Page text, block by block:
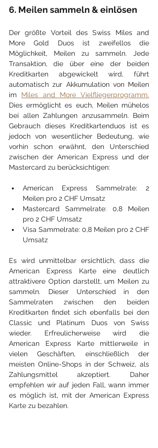
6. Meilen sammeln & einlösen
Der größte Vorteil des Swiss Miles and
More Gold Duos ist zweifellos die
Möglichkeit, Meilen zu sammeln. Jede
Transaktion, die über eine der beiden
Kreditkarten abgewickelt wird, führt
automatisch zur Akkumulation von Meilen
im Miles and More Vielfliegerprogramm.
Dies ermöglicht es euch, Meilen mühelos
bei allen Zahlungen anzusammeln. Beim
Gebrauch dieses Kreditkartenduos ist es
jedoch von wesentlicher Bedeutung, wie
vorhin schon erwähnt, den Unterschied
zwischen der American Express und der
Mastercard zu berücksichtigen:
American Express Sammelrate: 2
Meilen pro 2 CHF Umsatz
Mastercard Sammelrate: 0,8 Meilen
pro 2 CHF Umsatz
Visa Sammelrate: 0,8 Meilen pro 2 CHF
Umsatz
Es wird unmittelbar ersichtlich, dass die
American Express Karte eine deutlich
attraktivere Option darstellt, um Meilen zu
sammeln. Dieser Unterschied in den
Sammelraten zwischen den beiden
Kreditkarten findet sich ebenfalls bei den
Classic und Platinum Duos von Swiss
wieder. Erfreulicherweise wird die
American Express Karte mittlerweile in
vielen Geschäften, einschließlich der
meisten Online-Shops in der Schweiz, als
Zahlungsmittel akzeptiert. Daher
empfehlen wir auf jeden Fall, wann immer
es möglich ist, mit der American Express
Karte zu bezahlen.